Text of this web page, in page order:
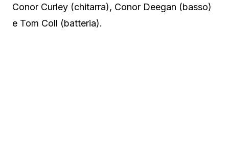
Conor Curley (chitarra), Conor Deegan (basso)
e Tom Coll (batteria).